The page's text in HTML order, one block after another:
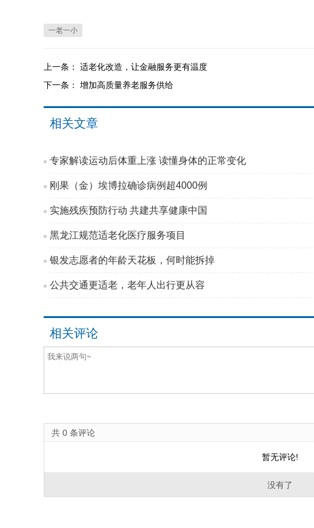
一老一小
上一条： 适老化改造，让金融服务更有温度
下一条： 增加高质量养老服务供给
相关文章
专家解读运动后体重上涨 读懂身体的正常变化
刚果（金）埃博拉确诊病例超4000例
实施残疾预防行动 共建共享健康中国
黑龙江规范适老化医疗服务项目
银发志愿者的年龄天花板，何时能拆掉
公共交通更适老，老年人出行更从容
相关评论
共 0 条评论
暂无评论!
没有了